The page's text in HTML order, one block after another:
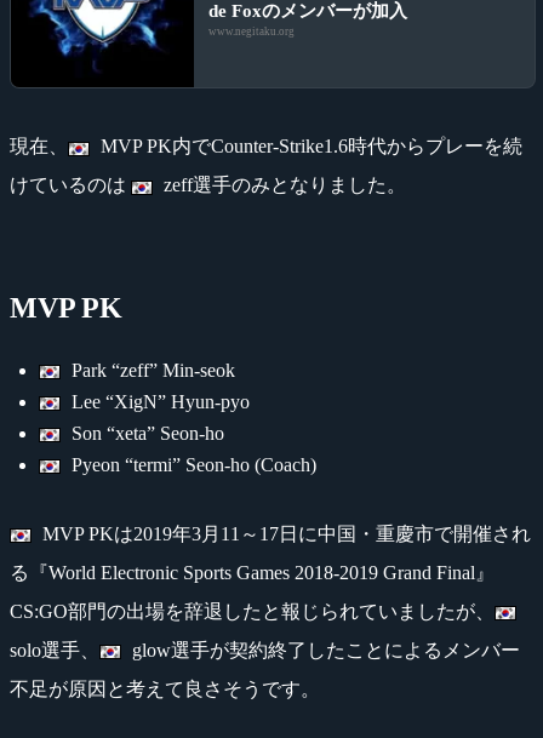
de Foxのメンバーが加入
www.negitaku.org
現在、
MVP PK内でCounter-Strike1.6時代からプレーを続
けているのは
zeff選手のみとなりました。
MVP PK
Park “zeff” Min-seok
Lee “XigN” Hyun-pyo
Son “xeta” Seon-ho
Pyeon “termi” Seon-ho (Coach)
MVP PKは2019年3月11～17日に中国・重慶市で開催され
る『World Electronic Sports Games 2018-2019 Grand Final』
CS:GO部門の出場を辞退したと報じられていましたが、
solo選手、
glow選手が契約終了したことによるメンバー
不足が原因と考えて良さそうです。